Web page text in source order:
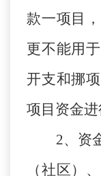
款一项目
更不能用
开支和挪
项目资金进
2、资
（社区）